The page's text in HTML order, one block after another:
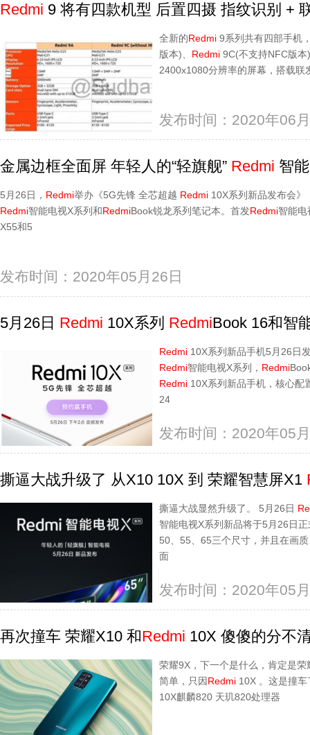
Redmi 9 将有四款机型 后置四摄 指纹识别 +
全新的Redmi 9系列共有四部手机
版本)、 Redmi 9C(不支持NFC版本
2400x1080分辨率的屏幕，搭载
发布时间：2020年06
金属边框全面屏 年轻人的“轻旗舰” Redmi 智
5月26日， Redmi举办《5G先锋 全芯超越 Redmi 10X系列新品发布会》
Redmi智能电视X系列和RedmiBook锐龙系列笔记本。首发Redmi智能
X55和5
发布时间：2020年05月26日
5月26日 Redmi 10X系列 RedmiBook 16和智
Redmi 10X系列新品手机5月26日
Redmi智能电视X系列， Redmi
Redmi 10X系列新品手机，核心配
24
发布时间：2020年05
撕逼大战升级了 从X10 10X 到 荣耀智慧屏X1
撕逼大战显然升级了。 5月26日
智能电视X系列新品将于5月26日
50、55、65三个尺寸，并且在画
面
发布时间：2020年05
再次撞车 荣耀X10 和Redmi 10X 傻傻的分不
荣耀9X，下一个是什么，肯定是
简单，只因Redmi 10X 。这是撞
10X麒麟820 天玑820处理器